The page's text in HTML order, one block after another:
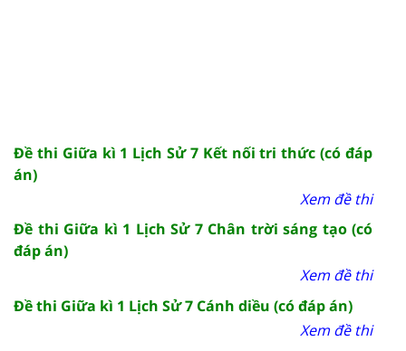
Đề thi Giữa kì 1 Lịch Sử 7 Kết nối tri thức (có đáp
án)
Xem đề thi
Đề thi Giữa kì 1 Lịch Sử 7 Chân trời sáng tạo (có
đáp án)
Xem đề thi
Đề thi Giữa kì 1 Lịch Sử 7 Cánh diều (có đáp án)
Xem đề thi